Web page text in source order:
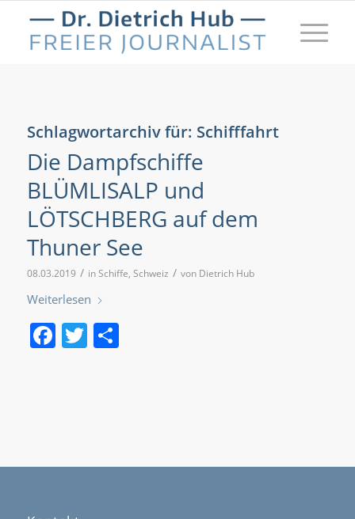
Schlagwortarchiv für: Schifffahrt
Die Dampfschiffe
BLÜMLISALP und
LÖTSCHBERG auf dem
Thuner See
08.03.2019 / inSchiffe, Schweiz / von Dietrich Hub
Weiterlesen
Facebook
Twitter
Teilen